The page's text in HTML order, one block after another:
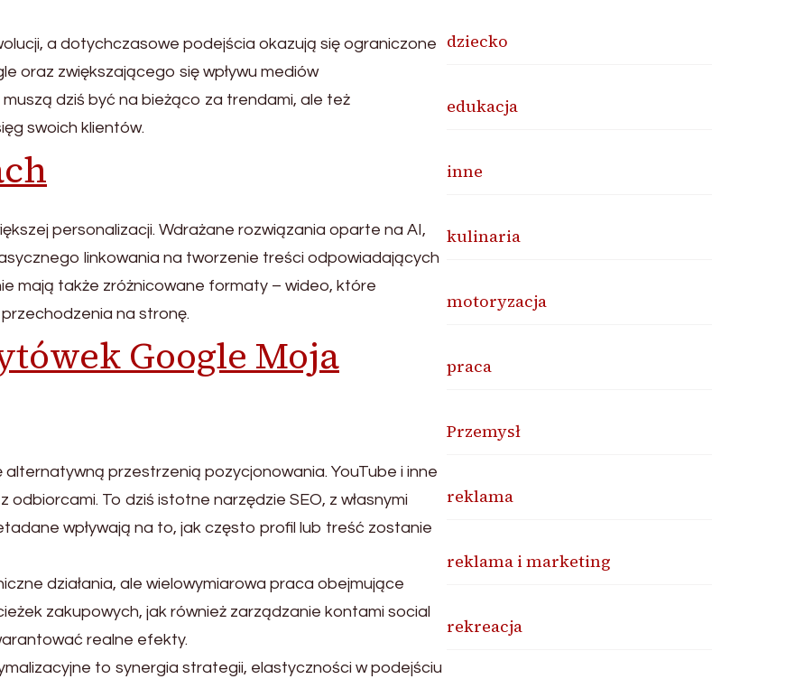
a dotychczasowe podejścia okazują się ograniczone
oraz zwiększającego się wpływu mediów
dziś być na bieżąco za trendami, ale też
swoich klientów.
personalizacji. Wdrażane rozwiązania oparte na AI,
linkowania na tworzenie treści odpowiadających
mają także zróżnicowane formaty – wideo, które
na stronę.
Google Moja
przestrzenią pozycjonowania. YouTube i inne
odbiorcami. To dziś istotne narzędzie SEO, z własnymi
wpływają na to, jak często profil lub treść zostanie
działania, ale wielowymiarowa praca obejmujące
zakupowych, jak również zarządzanie kontami social
realne efekty.
to synergia strategii, elastyczności w podejściu
dziecko
edukacja
inne
kulinaria
motoryzacja
praca
Przemysł
reklama
reklama i marketing
rekreacja